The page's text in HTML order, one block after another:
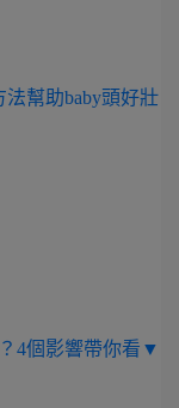
幫助baby頭好壯
4個影響帶你看▼